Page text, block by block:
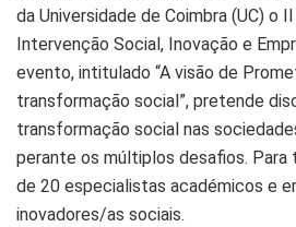
da Universidade de Coimbra (UC) o
Intervenção Social, Inovação e
evento, intitulado “A visão de
transformação social”, pretende
transformação social nas
perante os múltiplos desafios. Para
de 20 especialistas académicos e
inovadores/as sociais.